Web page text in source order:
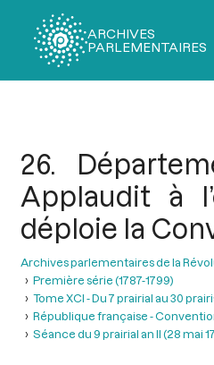
ARCHIVES
PARLEMENTAIRES
26.
Applaudit à
déploie la
Archives parlementaires de la
Première série (1787-1799)
Tome XCI - Du 7 prairial au 30
République française -
Séance du 9 prairial an II (28 mai